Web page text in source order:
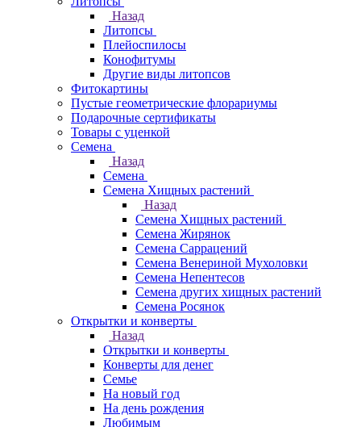
Назад
Литопсы
Плейоспилосы
Конофитумы
Другие виды литопсов
Фитокартины
Пустые геометрические флорариумы
Подарочные сертификаты
Товары с уценкой
Семена
Назад
Семена
Семена Хищных растений
Назад
Семена Хищных растений
Семена Жирянок
Семена Саррацений
Семена Венериной Мухоловки
Семена Непентесов
Семена других хищных растений
Семена Росянок
Открытки и конверты
Назад
Открытки и конверты
Конверты для денег
Семье
На новый год
На день рождения
Любимым